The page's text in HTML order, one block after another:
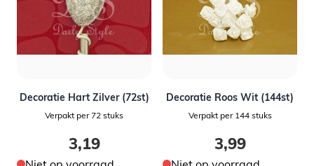
Decoratie Hart Zilver (72st)
Verpakt per 72 stuks
3,19
Decoratie Roos Wit (144st)
Verpakt per 144 stuks
3,99